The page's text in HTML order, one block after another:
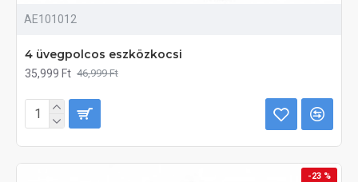
AE101012
4 üvegpolcos eszközkocsi
35,999 Ft 46,999 Ft
-23 %